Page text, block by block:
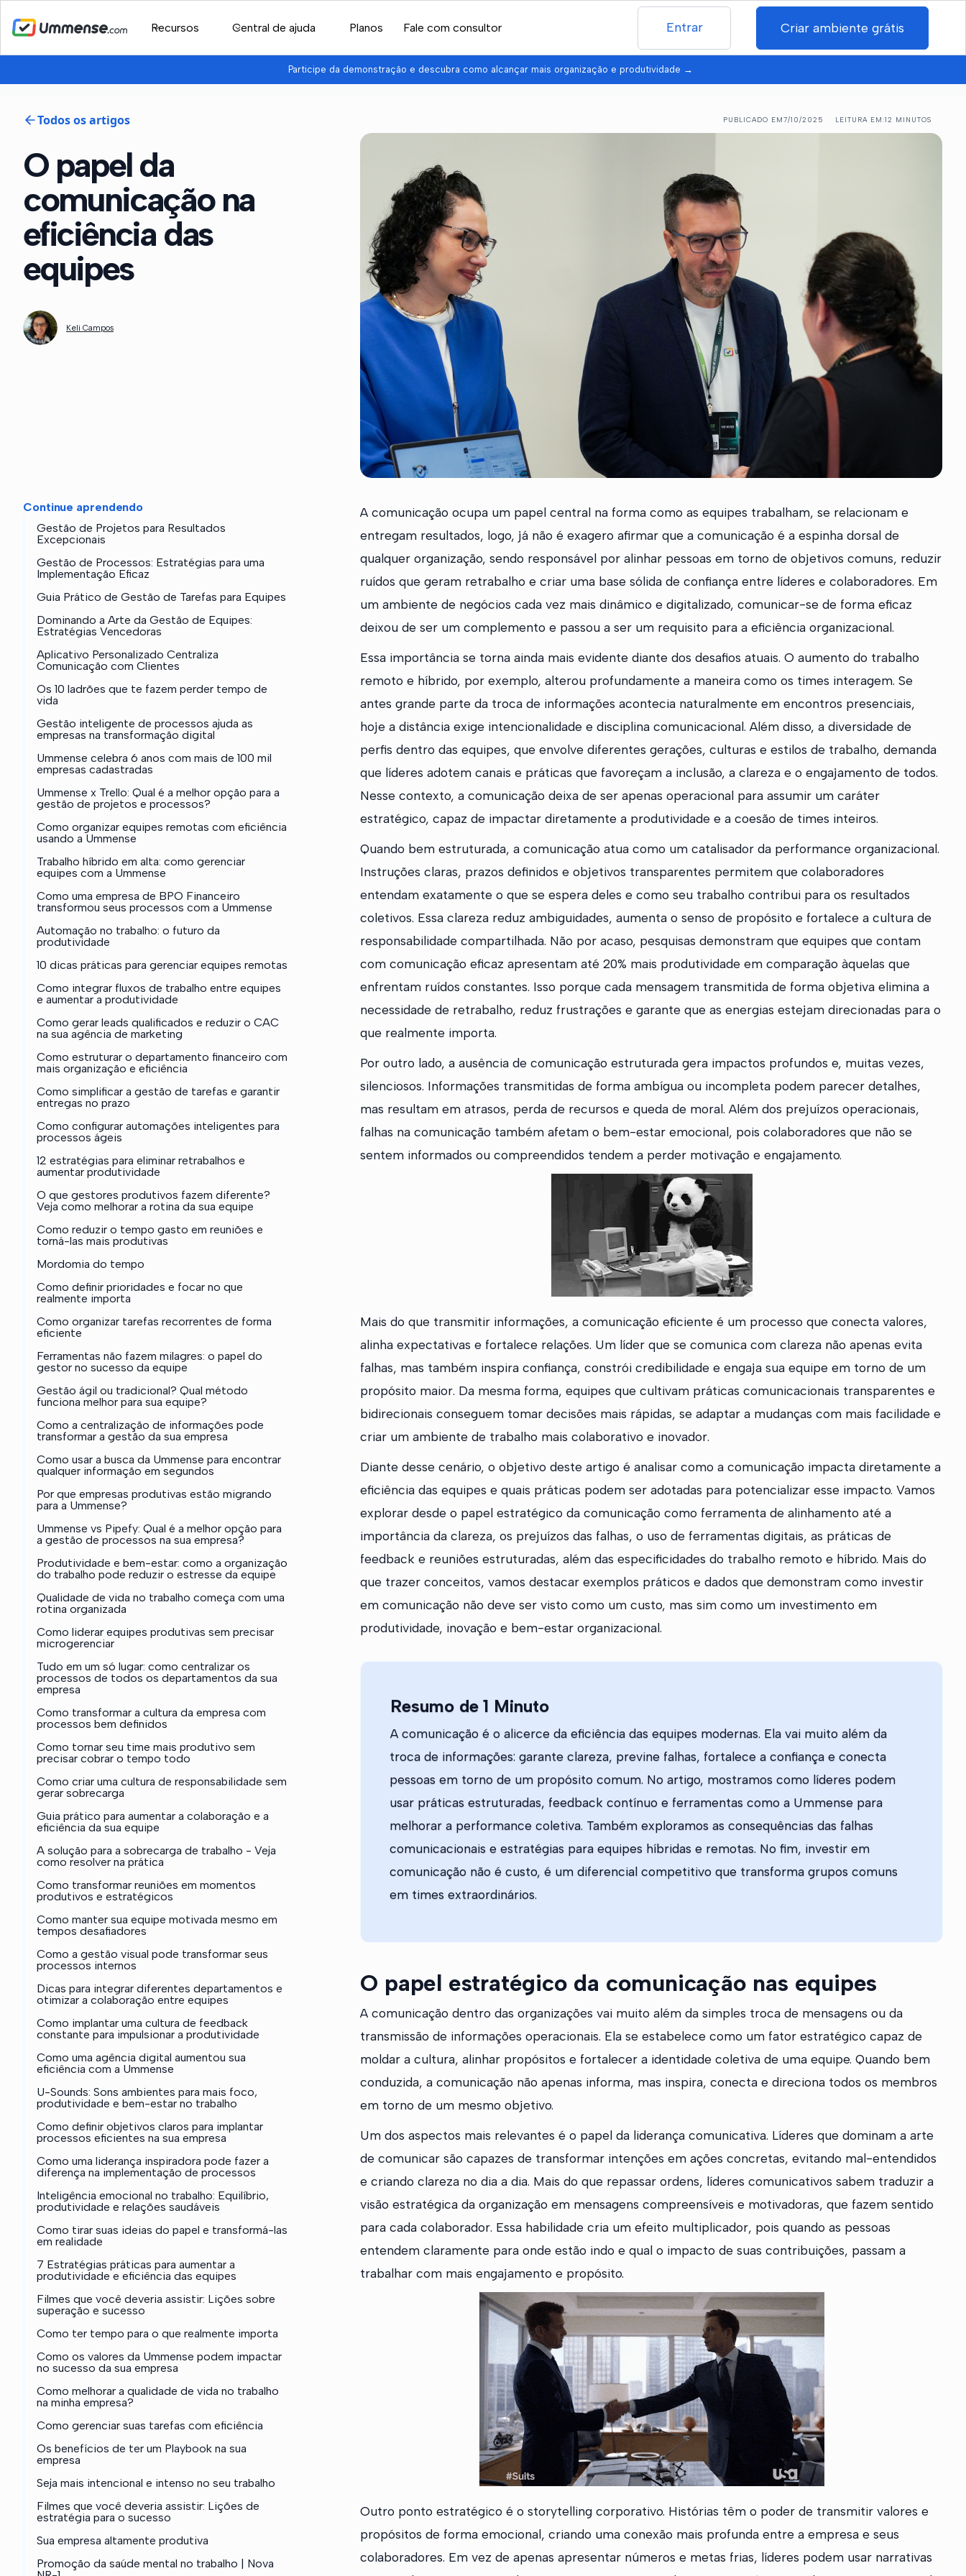
Recursos Central de ajuda Planos Fale com consultor Entrar Criar ambiente grátis
Participe da demonstração e descubra como alcançar mais organização e produtividade →
Todos os artigos PUBLICADO EM7/10/2025 LEITURA EM:12 MINUTOS
O papel da
comunicação na
eficiência das
equipes
Keli Campos
Continue aprendendo
Gestão de Projetos para Resultados
Excepcionais
Gestão de Processos: Estratégias para uma
Implementação Eficaz
Guia Prático de Gestão de Tarefas para Equipes
Dominando a Arte da Gestão de Equipes:
Estratégias Vencedoras
Aplicativo Personalizado Centraliza
Comunicação com Clientes
Os 10 ladrões que te fazem perder tempo de
vida
Gestão inteligente de processos ajuda as
empresas na transformação digital
Ummense celebra 6 anos com mais de 100 mil
empresas cadastradas
Ummense x Trello: Qual é a melhor opção para a
gestão de projetos e processos?
Como organizar equipes remotas com eficiência
usando a Ummense
Trabalho híbrido em alta: como gerenciar
equipes com a Ummense
Como uma empresa de BPO Financeiro
transformou seus processos com a Ummense
Automação no trabalho: o futuro da
produtividade
10 dicas práticas para gerenciar equipes remotas
Como integrar fluxos de trabalho entre equipes
e aumentar a produtividade
Como gerar leads qualificados e reduzir o CAC
na sua agência de marketing
Como estruturar o departamento financeiro com
mais organização e eficiência
Como simplificar a gestão de tarefas e garantir
entregas no prazo
Como configurar automações inteligentes para
processos ágeis
12 estratégias para eliminar retrabalhos e
aumentar produtividade
O que gestores produtivos fazem diferente?
Veja como melhorar a rotina da sua equipe
Como reduzir o tempo gasto em reuniões e
torná-las mais produtivas
Mordomia do tempo
Como definir prioridades e focar no que
realmente importa
Como organizar tarefas recorrentes de forma
eficiente
Ferramentas não fazem milagres: o papel do
gestor no sucesso da equipe
Gestão ágil ou tradicional? Qual método
funciona melhor para sua equipe?
Como a centralização de informações pode
transformar a gestão da sua empresa
Como usar a busca da Ummense para encontrar
qualquer informação em segundos
Por que empresas produtivas estão migrando
para a Ummense?
Ummense vs Pipefy: Qual é a melhor opção para
a gestão de processos na sua empresa?
Produtividade e bem-estar: como a organização
do trabalho pode reduzir o estresse da equipe
Qualidade de vida no trabalho começa com uma
rotina organizada
Como liderar equipes produtivas sem precisar
microgerenciar
Tudo em um só lugar: como centralizar os
processos de todos os departamentos da sua
empresa
Como transformar a cultura da empresa com
processos bem definidos
Como tornar seu time mais produtivo sem
precisar cobrar o tempo todo
Como criar uma cultura de responsabilidade sem
gerar sobrecarga
Guia prático para aumentar a colaboração e a
eficiência da sua equipe
A solução para a sobrecarga de trabalho - Veja
como resolver na prática
Como transformar reuniões em momentos
produtivos e estratégicos
Como manter sua equipe motivada mesmo em
tempos desafiadores
Como a gestão visual pode transformar seus
processos internos
Dicas para integrar diferentes departamentos e
otimizar a colaboração entre equipes
Como implantar uma cultura de feedback
constante para impulsionar a produtividade
Como uma agência digital aumentou sua
eficiência com a Ummense
U-Sounds: Sons ambientes para mais foco,
produtividade e bem-estar no trabalho
Como definir objetivos claros para implantar
processos eficientes na sua empresa
Como uma liderança inspiradora pode fazer a
diferença na implementação de processos
Inteligência emocional no trabalho: Equilíbrio,
produtividade e relações saudáveis
Como tirar suas ideias do papel e transformá-las
em realidade
7 Estratégias práticas para aumentar a
produtividade e eficiência das equipes
Filmes que você deveria assistir: Lições sobre
superação e sucesso
Como ter tempo para o que realmente importa
Como os valores da Ummense podem impactar
no sucesso da sua empresa
Como melhorar a qualidade de vida no trabalho
na minha empresa?
Como gerenciar suas tarefas com eficiência
Os benefícios de ter um Playbook na sua
empresa
Seja mais intencional e intenso no seu trabalho
Filmes que você deveria assistir: Lições de
estratégia para o sucesso
Sua empresa altamente produtiva
Promoção da saúde mental no trabalho | Nova
A comunicação ocupa um papel central na forma como as equipes trabalham, se relacionam e
entregam resultados, logo, já não é exagero afirmar que a comunicação é a espinha dorsal de
qualquer organização, sendo responsável por alinhar pessoas em torno de objetivos comuns, reduzir
ruídos que geram retrabalho e criar uma base sólida de confiança entre líderes e colaboradores. Em
um ambiente de negócios cada vez mais dinâmico e digitalizado, comunicar-se de forma eficaz
deixou de ser um complemento e passou a ser um requisito para a eficiência organizacional.
Essa importância se torna ainda mais evidente diante dos desafios atuais. O aumento do trabalho
remoto e híbrido, por exemplo, alterou profundamente a maneira como os times interagem. Se
antes grande parte da troca de informações acontecia naturalmente em encontros presenciais,
hoje a distância exige intencionalidade e disciplina comunicacional. Além disso, a diversidade de
perfis dentro das equipes, que envolve diferentes gerações, culturas e estilos de trabalho, demanda
que líderes adotem canais e práticas que favoreçam a inclusão, a clareza e o engajamento de todos.
Nesse contexto, a comunicação deixa de ser apenas operacional para assumir um caráter
estratégico, capaz de impactar diretamente a produtividade e a coesão de times inteiros.
Quando bem estruturada, a comunicação atua como um catalisador da performance organizacional.
Instruções claras, prazos definidos e objetivos transparentes permitem que colaboradores
entendam exatamente o que se espera deles e como seu trabalho contribui para os resultados
coletivos. Essa clareza reduz ambiguidades, aumenta o senso de propósito e fortalece a cultura de
responsabilidade compartilhada. Não por acaso, pesquisas demonstram que equipes que contam
com comunicação eficaz apresentam até 20% mais produtividade em comparação àquelas que
enfrentam ruídos constantes. Isso porque cada mensagem transmitida de forma objetiva elimina a
necessidade de retrabalho, reduz frustrações e garante que as energias estejam direcionadas para o
que realmente importa.
Por outro lado, a ausência de comunicação estruturada gera impactos profundos e, muitas vezes,
silenciosos. Informações transmitidas de forma ambígua ou incompleta podem parecer detalhes,
mas resultam em atrasos, perda de recursos e queda de moral. Além dos prejuízos operacionais,
falhas na comunicação também afetam o bem-estar emocional, pois colaboradores que não se
sentem informados ou compreendidos tendem a perder motivação e engajamento.
Mais do que transmitir informações, a comunicação eficiente é um processo que conecta valores,
alinha expectativas e fortalece relações. Um líder que se comunica com clareza não apenas evita
falhas, mas também inspira confiança, constrói credibilidade e engaja sua equipe em torno de um
propósito maior. Da mesma forma, equipes que cultivam práticas comunicacionais transparentes e
bidirecionais conseguem tomar decisões mais rápidas, se adaptar a mudanças com mais facilidade e
criar um ambiente de trabalho mais colaborativo e inovador.
Diante desse cenário, o objetivo deste artigo é analisar como a comunicação impacta diretamente a
eficiência das equipes e quais práticas podem ser adotadas para potencializar esse impacto. Vamos
explorar desde o papel estratégico da comunicação como ferramenta de alinhamento até a
importância da clareza, os prejuízos das falhas, o uso de ferramentas digitais, as práticas de
feedback e reuniões estruturadas, além das especificidades do trabalho remoto e híbrido. Mais do
que trazer conceitos, vamos destacar exemplos práticos e dados que demonstram como investir
em comunicação não deve ser visto como um custo, mas sim como um investimento em
produtividade, inovação e bem-estar organizacional.
Resumo de 1 Minuto
A comunicação é o alicerce da eficiência das equipes modernas. Ela vai muito além da
troca de informações: garante clareza, previne falhas, fortalece a confiança e conecta
pessoas em torno de um propósito comum. No artigo, mostramos como líderes podem
usar práticas estruturadas, feedback contínuo e ferramentas como a Ummense para
melhorar a performance coletiva. Também exploramos as consequências das falhas
comunicacionais e estratégias para equipes híbridas e remotas. No fim, investir em
comunicação não é custo, é um diferencial competitivo que transforma grupos comuns
em times extraordinários.
O papel estratégico da comunicação nas equipes
A comunicação dentro das organizações vai muito além da simples troca de mensagens ou da
transmissão de informações operacionais. Ela se estabelece como um fator estratégico capaz de
moldar a cultura, alinhar propósitos e fortalecer a identidade coletiva de uma equipe. Quando bem
conduzida, a comunicação não apenas informa, mas inspira, conecta e direciona todos os membros
em torno de um mesmo objetivo.
Um dos aspectos mais relevantes é o papel da liderança comunicativa. Líderes que dominam a arte
de comunicar são capazes de transformar intenções em ações concretas, evitando mal-entendidos
e criando clareza no dia a dia. Mais do que repassar ordens, líderes comunicativos sabem traduzir a
visão estratégica da organização em mensagens compreensíveis e motivadoras, que fazem sentido
para cada colaborador. Essa habilidade cria um efeito multiplicador, pois quando as pessoas
entendem claramente para onde estão indo e qual o impacto de suas contribuições, passam a
trabalhar com mais engajamento e propósito.
Outro ponto estratégico é o storytelling corporativo. Histórias têm o poder de transmitir valores e
propósitos de forma emocional, criando uma conexão mais profunda entre a empresa e seus
colaboradores. Em vez de apenas apresentar números e metas frias, líderes podem usar narrativas